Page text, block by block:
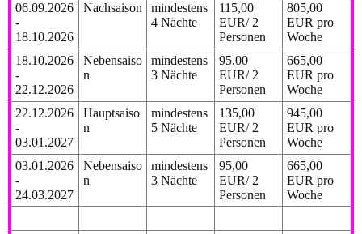
06.09.2026
-
18.10.2026
Nachsaison
mindestens
4 Nächte
115,00
EUR/ 2
Personen
805,00
EUR pro
Woche
18.10.2026
-
22.12.2026
Nebensaiso
n
mindestens
3 Nächte
95,00
EUR/ 2
Personen
665,00
EUR pro
Woche
22.12.2026
-
03.01.2027
Hauptsaiso
n
mindestens
5 Nächte
135,00
EUR/ 2
Personen
945,00
EUR pro
Woche
03.01.2026
-
24.03.2027
Nebensaiso
n
mindestens
3 Nächte
95,00
EUR/ 2
Personen
665,00
EUR pro
Woche